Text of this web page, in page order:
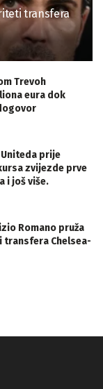
transfera
Trevoh
eura dok
prije
zvijezde prve
i još više.
Romano pruža
Chelsea-